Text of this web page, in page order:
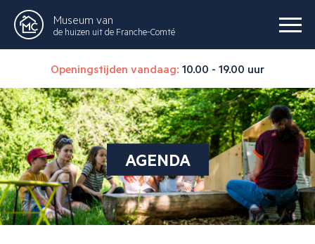
Museum van
de huizen uit de Franche-Comté
Openingstijden vandaag: 10.00 - 19.00 uur
AGENDA